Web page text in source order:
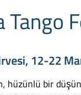
Tango
12-22
hüzünlü bir